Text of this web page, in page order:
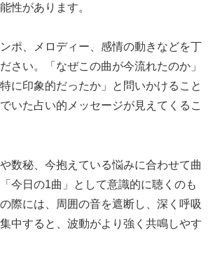
性があります。
ポ、メロディー、感情の動きなどを丁
さい。「なぜこの曲が今流れたのか」
に印象的だったか」と問いかけること
いた占い的メッセージが見えてくるこ
数秘、今抱えている悩みに合わせて曲
今日の1曲」として意識的に聴くのも
際には、周囲の音を遮断し、深く呼吸
中すると、波動がより強く共鳴しやす